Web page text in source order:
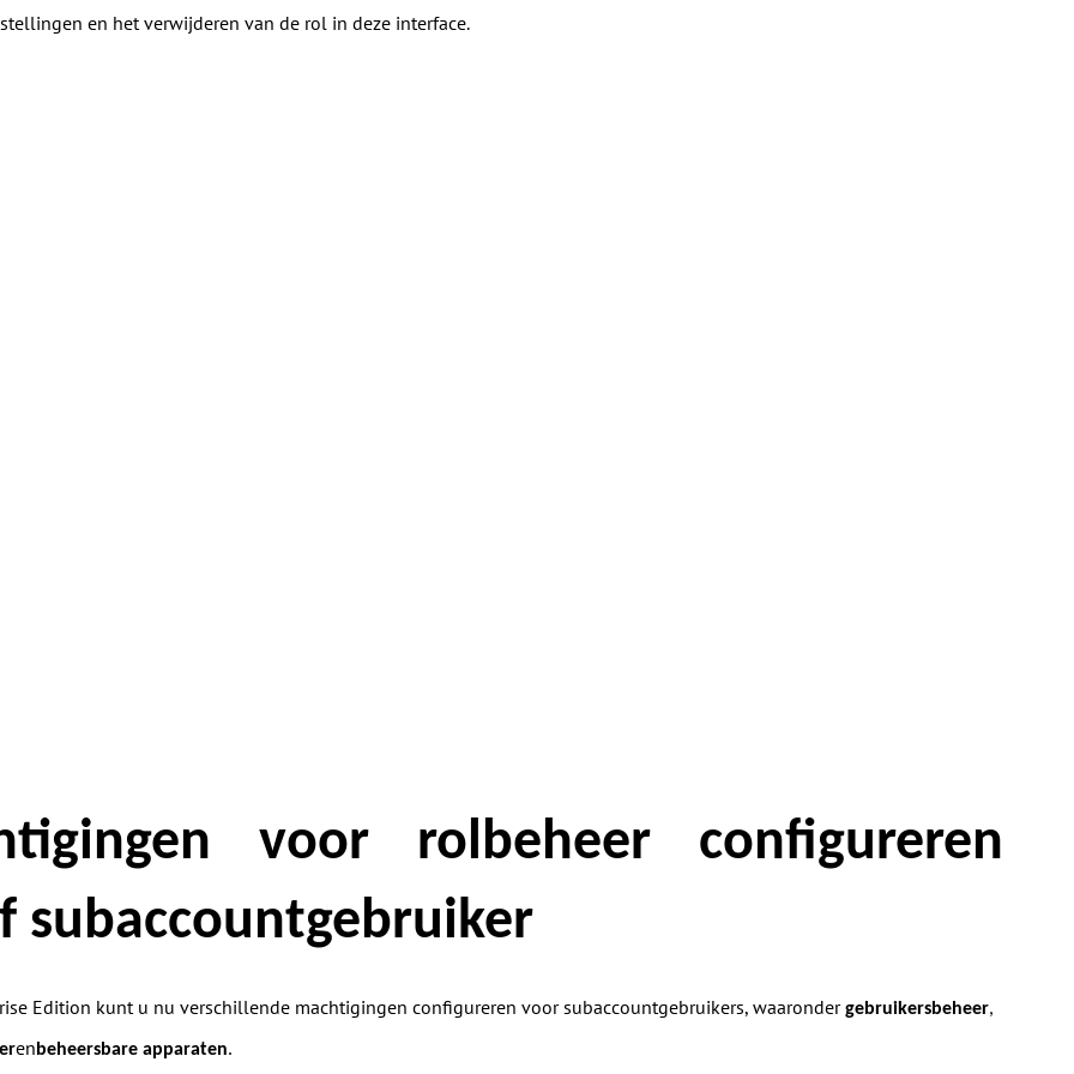
en het verwijderen van de rol in deze interface.
voor rolbeheer configureren
subaccountgebruiker
Edition kunt u nu verschillende machtigingen configureren voor subaccountgebruikers, waarondergebruikersbeheer,
enbeheersbare apparaten.